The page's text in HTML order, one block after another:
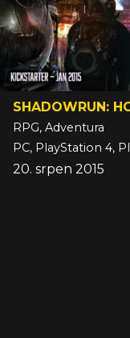
SHADOWRUN:
RPG, Adventura
20. srpen 2015